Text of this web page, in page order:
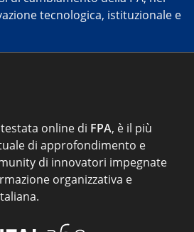
tecnologica, istituzionale e
online di FPA, è il più
di approfondimento e
di innovatori impegnate
organizzativa e